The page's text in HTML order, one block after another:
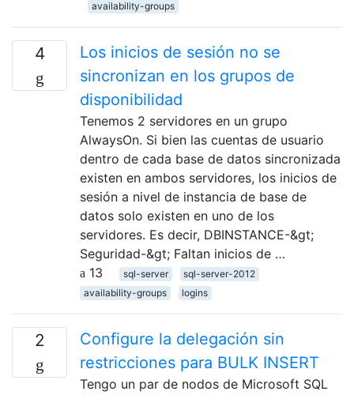
availability-groups
4
Los inicios de sesión no se
sincronizan en los grupos de
disponibilidad
Tenemos 2 servidores en un grupo
AlwaysOn. Si bien las cuentas de usuario
dentro de cada base de datos sincronizada
existen en ambos servidores, los inicios de
sesión a nivel de instancia de base de
datos solo existen en uno de los
servidores. Es decir, DBINSTANCE-&gt;
Seguridad-&gt; Faltan inicios de …
13
sql-server
sql-server-2012
availability-groups
logins
2
Configure la delegación sin
restricciones para BULK INSERT
Tengo un par de nodos de Microsoft SQL